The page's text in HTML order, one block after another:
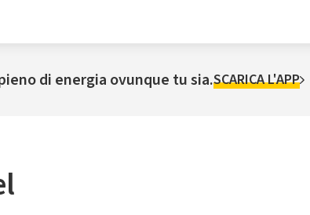
di energia ovunque tu sia.SCARICA L'APP